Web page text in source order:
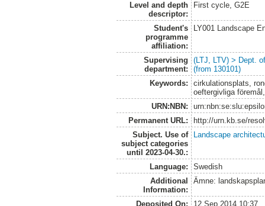
Level and depth
descriptor:
First cycle, G2E
Student's
programme
affiliation:
LY001 Landscape
Supervising
department:
(LTJ, LTV) > Dept.
(from 130101)
Keywords:
cirkulationsplats,
oeftergivliga
URN:NBN:
Permanent URL:
http://urn.kb.se/
Subject. Use of
subject categories
until 2023-04-30.:
Landscape
Language:
Swedish
Additional
Information:
Ämne:
Deposited On:
12 Sep 2014 10:37